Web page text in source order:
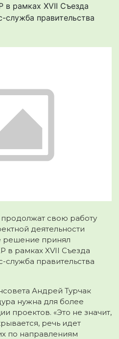
в рамках XVII Съезда
служба правительства
свою работу
деятельности
решение принял
в рамках XVII Съезда
служба правительства
Андрей Турчак
нужна для более
проектов. «Это не значит,
речь идет
по направлениям